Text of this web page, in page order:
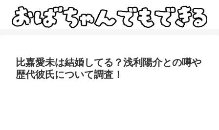
比嘉愛未は結婚してる？浅利陽介との噂や
歴代彼氏について調査！